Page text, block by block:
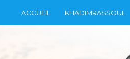
ACCUEIL KHADIMRASSOUL